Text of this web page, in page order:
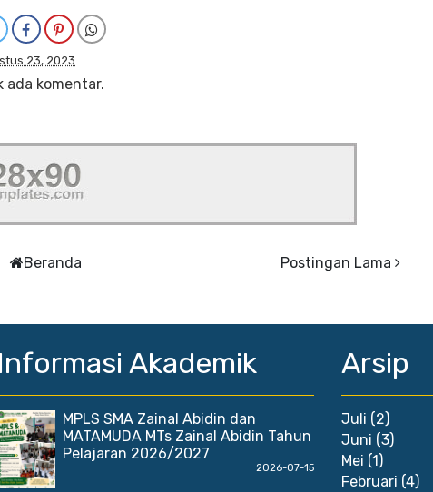
23, 2023
ada komentar.
Postingan Lama
Beranda
Informasi Akademik
MPLS SMA Zainal Abidin dan
MATAMUDA MTs Zainal Abidin Tahun
Pelajaran 2026/2027
2026-07-15
Arsip
Juli (2)
Juni (3)
Mei (1)
Februari (4)